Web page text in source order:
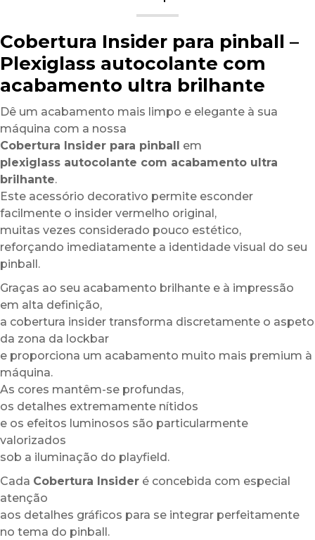
Cobertura Insider para pinball –
Plexiglass autocolante com
acabamento ultra brilhante
Dê um acabamento mais limpo e elegante à sua
máquina com a nossa
Cobertura Insider para pinball
em
plexiglass autocolante com acabamento ultra
brilhante.
Este acessório decorativo permite esconder
facilmente o insider vermelho original,
muitas vezes considerado pouco estético,
reforçando imediatamente a identidade visual do seu
pinball.
Graças ao seu acabamento brilhante e à impressão
em alta definição,
a cobertura insider transforma discretamente o aspeto
da zona da lockbar
e proporciona um acabamento muito mais premium à
máquina.
As cores mantêm-se profundas,
os detalhes extremamente nítidos
e os efeitos luminosos são particularmente
valorizados
sob a iluminação do playfield.
Cada Cobertura Insider é concebida com especial
atenção
aos detalhes gráficos para se integrar perfeitamente
no tema do pinball.